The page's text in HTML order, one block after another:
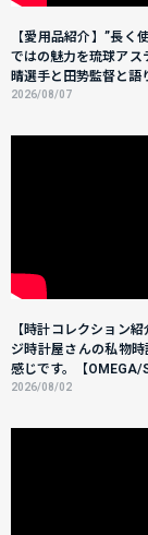
【愛用品紹介】”長く
ではの魅力を琉球アス
晴選手と田㔟監督と語
2026/08/07
【時計コレクション
ジ時計屋さんの私物時
感じです。【OMEGA/
2026/08/02